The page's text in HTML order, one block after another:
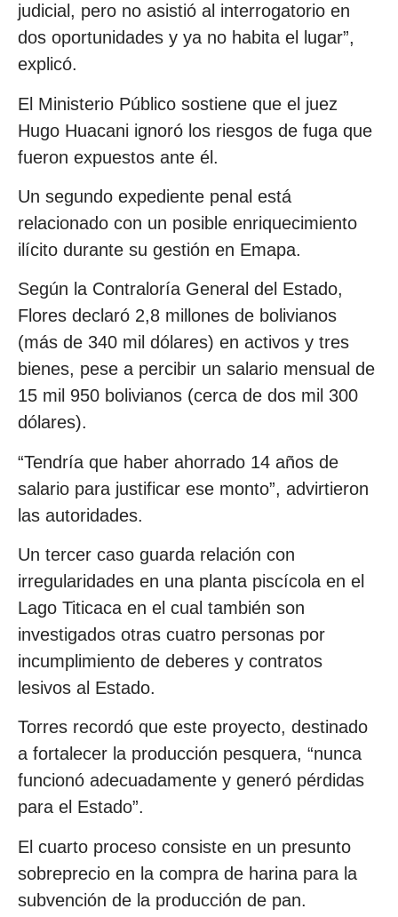
judicial, pero no asistió al interrogatorio en
dos oportunidades y ya no habita el lugar”,
explicó.
El Ministerio Público sostiene que el juez
Hugo Huacani ignoró los riesgos de fuga que
fueron expuestos ante él.
Un segundo expediente penal está
relacionado con un posible enriquecimiento
ilícito durante su gestión en Emapa.
Según la Contraloría General del Estado,
Flores declaró 2,8 millones de bolivianos
(más de 340 mil dólares) en activos y tres
bienes, pese a percibir un salario mensual de
15 mil 950 bolivianos (cerca de dos mil 300
dólares).
“Tendría que haber ahorrado 14 años de
salario para justificar ese monto”, advirtieron
las autoridades.
Un tercer caso guarda relación con
irregularidades en una planta piscícola en el
Lago Titicaca en el cual también son
investigados otras cuatro personas por
incumplimiento de deberes y contratos
lesivos al Estado.
Torres recordó que este proyecto, destinado
a fortalecer la producción pesquera, “nunca
funcionó adecuadamente y generó pérdidas
para el Estado”.
El cuarto proceso consiste en un presunto
sobreprecio en la compra de harina para la
subvención de la producción de pan.